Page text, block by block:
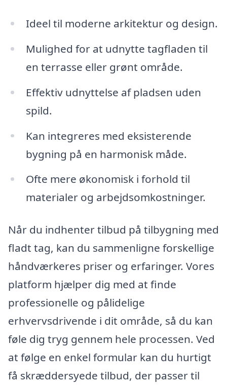
Ideel til moderne arkitektur og design.
Mulighed for at udnytte tagfladen til
en terrasse eller grønt område.
Effektiv udnyttelse af pladsen uden
spild.
Kan integreres med eksisterende
bygning på en harmonisk måde.
Ofte mere økonomisk i forhold til
materialer og arbejdsomkostninger.
Når du indhenter tilbud på tilbygning med
fladt tag, kan du sammenligne forskellige
håndværkeres priser og erfaringer. Vores
platform hjælper dig med at finde
professionelle og pålidelige
erhvervsdrivende i dit område, så du kan
føle dig tryg gennem hele processen. Ved
at følge en enkel formular kan du hurtigt
få skræddersyede tilbud, der passer til